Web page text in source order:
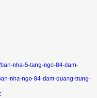
nha-5-tang-ngo-84-dam-
nha-ngo-84-dam-quang-trung-